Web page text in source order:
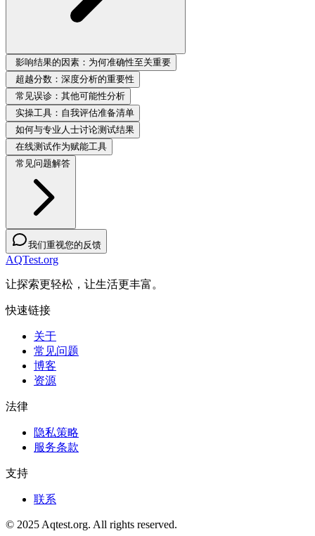
影响结果的因素：为何准确性至关重要
超越分数：深度分析的重要性
常见误诊：其他可能性分析
实操工具：自我评估准备清单
如何与专业人士讨论测试结果
在线测试作为赋能工具
常见问题解答
我们重视您的反馈
AQTest.org
让探索更轻松，让生活更丰富。
快速链接
关于
常见问题
博客
资源
法律
隐私策略
服务条款
支持
联系
© 2025 Aqtest.org. All rights reserved.